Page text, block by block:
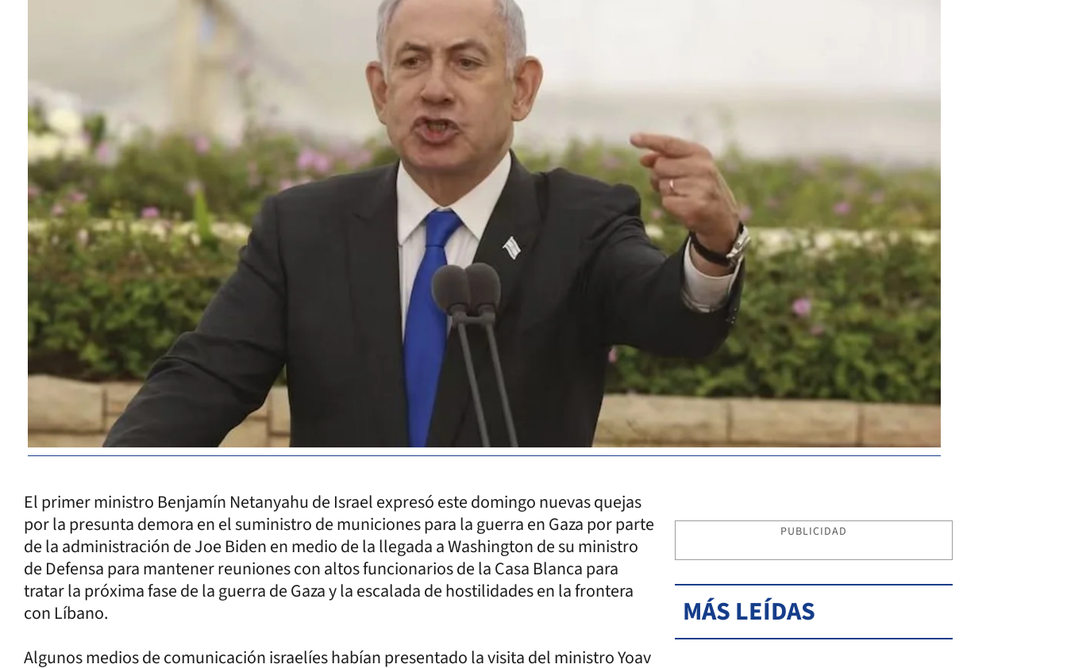
El primer ministro Benjamín Netanyahu de Israel expresó este domingo nuevas quejas
por la presunta demora en el suministro de municiones para la guerra en Gaza por parte
de la administración de Joe Biden en medio de la llegada a Washington de su ministro
de Defensa para mantener reuniones con altos funcionarios de la Casa Blanca para
tratar la próxima fase de la guerra de Gaza y la escalada de hostilidades en la frontera
con Líbano.
Algunos medios de comunicación israelíes habían presentado la visita del ministro Yoav
PUBLICIDAD
MÁS LEÍDAS